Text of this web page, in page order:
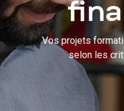
Vos projets
selon les